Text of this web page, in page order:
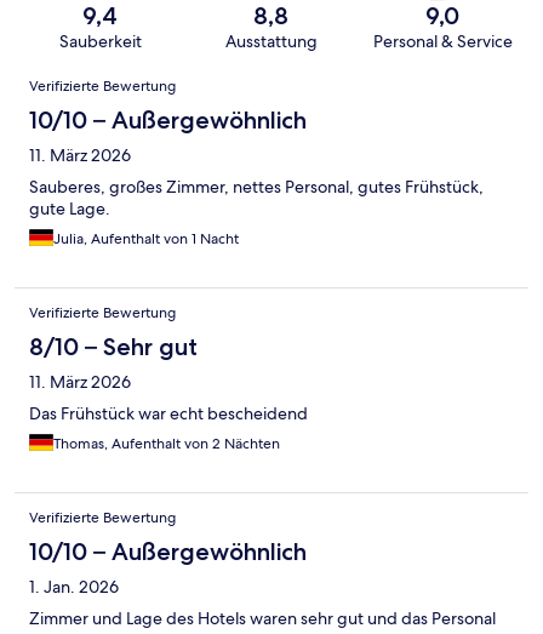
9,4
Sauberkeit
8,8
Ausstattung
9,0
Personal & Service
Bewertungen
Verifizierte Bewertung
10/10 – Außergewöhnlich
11. März 2026
Sauberes, großes Zimmer, nettes Personal, gutes Frühstück,
gute Lage.
Julia, Aufenthalt von 1 Nacht
Verifizierte Bewertung
8/10 – Sehr gut
11. März 2026
Das Frühstück war echt bescheidend
Thomas, Aufenthalt von 2 Nächten
Verifizierte Bewertung
10/10 – Außergewöhnlich
1. Jan. 2026
Zimmer und Lage des Hotels waren sehr gut und das Personal